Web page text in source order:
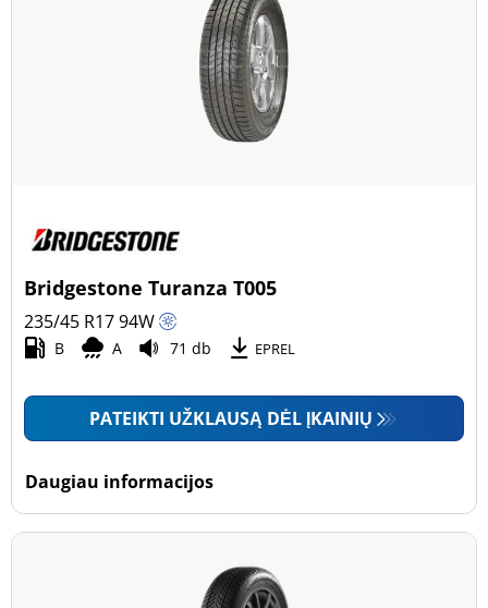
Bridgestone Turanza T005
235/45 R1794W
B A 71 db EPREL
PATEIKTI UŽKLAUSĄ DĖL ĮKAINIŲ
Daugiau informacijos